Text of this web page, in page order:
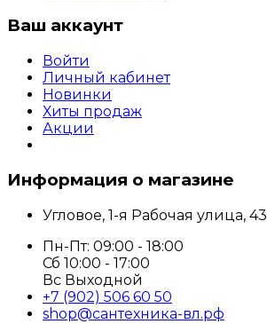
Ваш аккаунт
Войти
Личный кабинет
Новинки
Хиты продаж
Акции
Информация о магазине
Угловое, 1-я Рабочая улица, 43
Пн-Пт: 09:00 - 18:00
Сб 10:00 - 17:00
Вс Выходной
+7 (902) 506 60 50
shop@сантехника-вл.рф